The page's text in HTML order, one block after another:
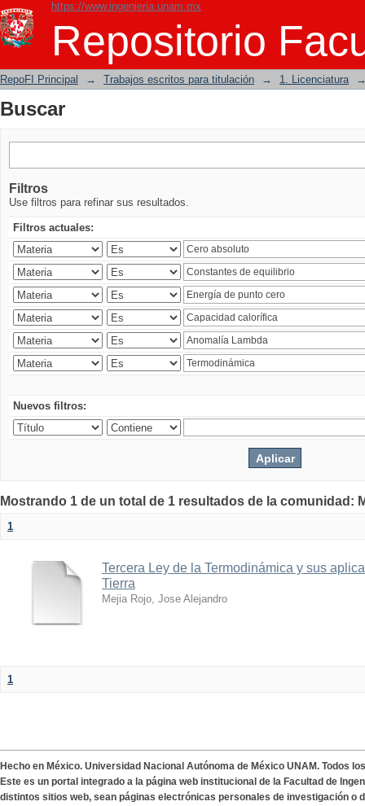
https://www.ingenieria.unam.mx
Repositorio
Buscar
RepoFI Principal → Trabajos escritos para titulación → 1. Licenciatura
Buscar
Filtros
Use filtros para refinar sus resultados.
Filtros actuales:
Nuevos filtros:
Mostrando 1 de un total de 1 resultados de la comunidad:
1
Tercera Ley de la Termodinámica y sus
Tierra
Mejia Rojo, Jose Alejandro
1
Hecho en México. Universidad Nacional Autónoma de México UNAM. Todos
Este es un portal integrado a la página web institucional de la Facultad de
distintos sitios web, sean páginas electrónicas personales de investigación o